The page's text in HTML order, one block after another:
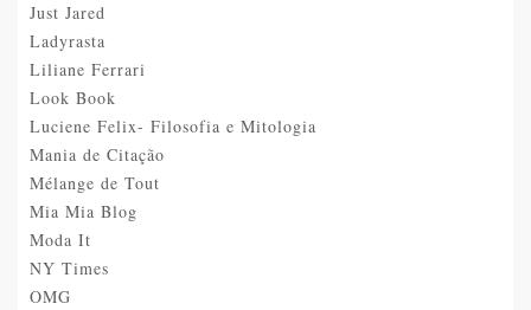
Just Jared
Ladyrasta
Liliane Ferrari
Look Book
Luciene Felix- Filosofia e Mitologia
Mania de Citação
Mélange de Tout
Mia Mia Blog
Moda It
NY Times
OMG